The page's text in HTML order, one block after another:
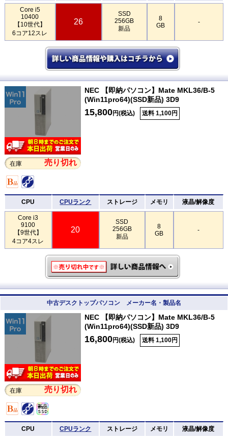
Core i5
10400
【10世代】
6コア12スレ
26
SSD
256GB
新品
8
GB
-
在庫 売り切れ
NEC 【即納パソコン】Mate MKL36/B-5
(Win11pro64)(SSD新品) 3D9
15,800円(税込) 送料 1,100円
CPU CPUランク ストレージ メモリ 液晶/解像度
Core i3
9100
【9世代】
4コア4スレ
20
SSD
256GB
新品
8
GB
-
中古デスクトップパソコン メーカー名・製品名
在庫 売り切れ
NEC 【即納パソコン】Mate MKL36/B-5
(Win11pro64)(SSD新品) 3D9
16,800円(税込) 送料 1,100円
CPU CPUランク ストレージ メモリ 液晶/解像度